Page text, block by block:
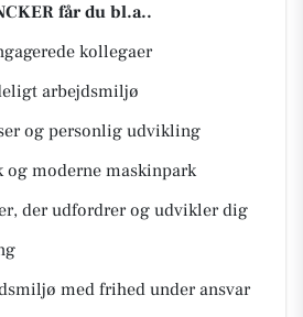
får du bl.a..
kollegaer
arbejdsmiljø
og personlig udvikling
og moderne maskinpark
der udfordrer og udvikler dig
med frihed under ansvar